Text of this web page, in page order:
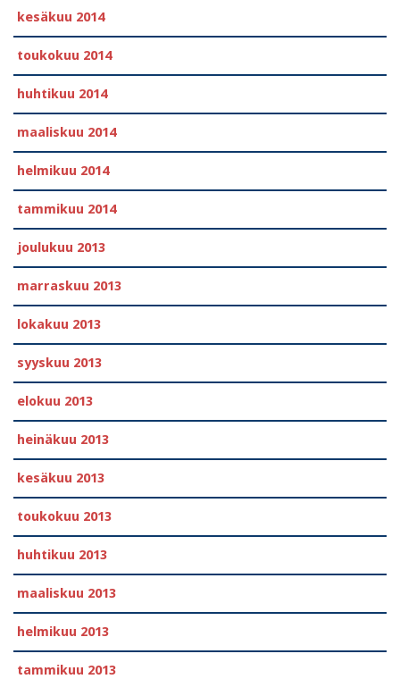
kesäkuu 2014
toukokuu 2014
huhtikuu 2014
maaliskuu 2014
helmikuu 2014
tammikuu 2014
joulukuu 2013
marraskuu 2013
lokakuu 2013
syyskuu 2013
elokuu 2013
heinäkuu 2013
kesäkuu 2013
toukokuu 2013
huhtikuu 2013
maaliskuu 2013
helmikuu 2013
tammikuu 2013